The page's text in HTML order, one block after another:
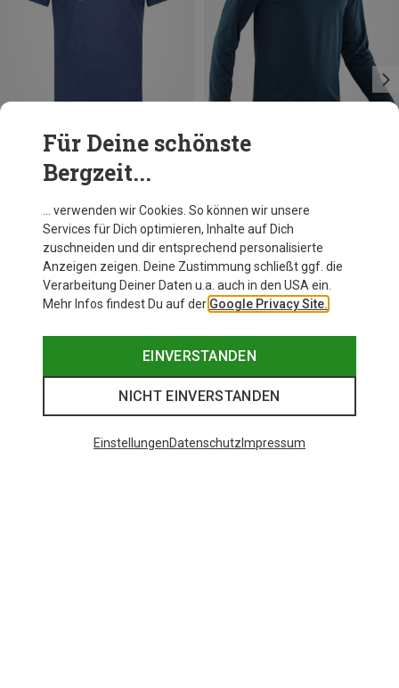
Du sparst 30%
Für Deine schönste
Bergzeit...
… verwenden wir Cookies. So können wir unsere
Services für Dich optimieren, Inhalte auf Dich
zuschneiden und dir entsprechend personalisierte
Anzeigen zeigen. Deine Zustimmung schließt ggf. die
Verarbeitung Deiner Daten u.a. auch in den USA ein.
Mehr Infos findest Du auf der Google Privacy Site.
EINVERSTANDEN
NICHT EINVERSTANDEN
EinstellungenDatenschutz Impressum